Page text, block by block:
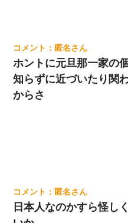
匿名
ホントに元旦那一家の
知らずに近づいたり関
からさ
匿名
日本人なのかすら怪し